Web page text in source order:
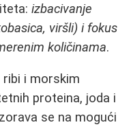
izbacivanje
viršli) i fokus
količinama.
ribi i morskim
proteina, joda i
se na mogući